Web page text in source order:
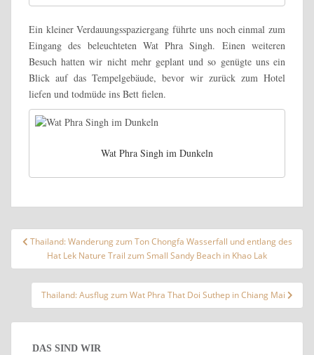
Ein kleiner Verdauungsspaziergang führte uns noch einmal zum
Eingang des beleuchteten Wat Phra Singh. Einen weiteren
Besuch hatten wir nicht mehr geplant und so genügte uns ein
Blick auf das Tempelgebäude, bevor wir zurück zum Hotel
liefen und todmüde ins Bett fielen.
Wat Phra Singh im Dunkeln
Beitragsnavigation
Thailand: Wanderung zum Ton Chongfa Wasserfall und entlang des
Hat Lek Nature Trail zum Small Sandy Beach in Khao Lak
Thailand: Ausflug zum Wat Phra That Doi Suthep in Chiang Mai
DAS SIND WIR